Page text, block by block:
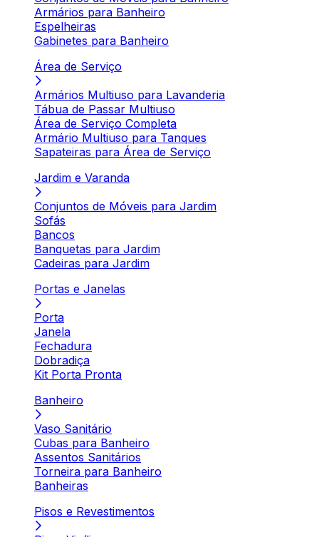
Armários para Banheiro
Espelheiras
Gabinetes para Banheiro
Área de Serviço
Armários Multiuso para Lavanderia
Tábua de Passar Multiuso
Área de Serviço Completa
Armário Multiuso para Tanques
Sapateiras para Área de Serviço
Jardim e Varanda
Conjuntos de Móveis para Jardim
Sofás
Bancos
Banquetas para Jardim
Cadeiras para Jardim
Portas e Janelas
Porta
Janela
Fechadura
Dobradiça
Kit Porta Pronta
Banheiro
Vaso Sanitário
Cubas para Banheiro
Assentos Sanitários
Torneira para Banheiro
Banheiras
Pisos e Revestimentos